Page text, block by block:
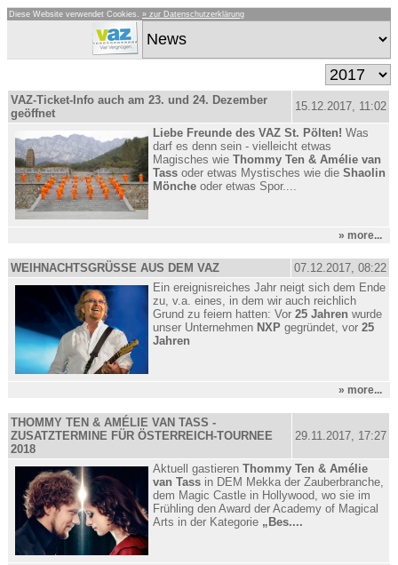
Diese Website verwendet Cookies. » zur Datenschutzerklärung
VAZ-Ticket-Info auch am 23. und 24. Dezember
geöffnet
15.12.2017, 11:02
Liebe Freunde des VAZ St. Pölten! Was
darf es denn sein - vielleicht etwas
Magisches wie Thommy Ten & Amélie van
Tass oder etwas Mystisches wie die Shaolin
Mönche oder etwas Spor....
» more...
WEIHNACHTSGRÜSSE AUS DEM VAZ
07.12.2017, 08:22
Ein ereignisreiches Jahr neigt sich dem Ende
zu, v.a. eines, in dem wir auch reichlich
Grund zu feiern hatten: Vor 25 Jahren wurde
unser Unternehmen NXP gegründet, vor 25
Jahren
» more...
THOMMY TEN & AMÉLIE VAN TASS -
ZUSATZTERMINE FÜR ÖSTERREICH-TOURNEE
2018
29.11.2017, 17:27
Aktuell gastieren Thommy Ten & Amélie
van Tass in DEM Mekka der Zauberbranche,
dem Magic Castle in Hollywood, wo sie im
Frühling den Award der Academy of Magical
Arts in der Kategorie „Bes....